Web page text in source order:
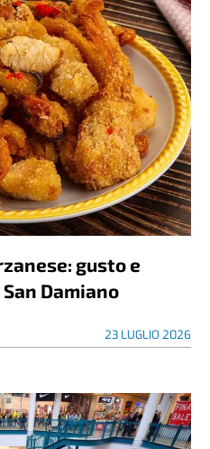
gusto e
Damiano
23 LUGLIO 2026